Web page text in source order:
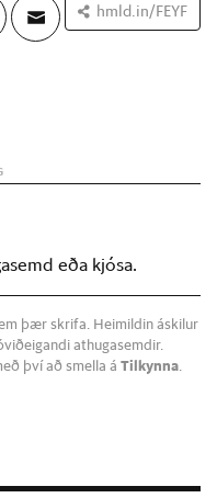
hmld.in/FEYF
eða kjósa.
þær skrifa. Heimildin áskilur
athugasemdir.
því að smella á Tilkynna